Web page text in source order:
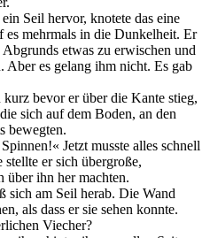
Seil hervor, knotete das eine
mehrmals in die Dunkelheit. Er
etwas zu erwischen und
Aber es gelang ihm nicht. Es gab
bevor er über die Kante stieg,
sich auf dem Boden, an den
bewegten.
Jetzt musste alles schnell
er sich übergroße,
über ihn her machten.
sich am Seil herab. Die Wand
als dass er sie sehen konnte.
Viecher?